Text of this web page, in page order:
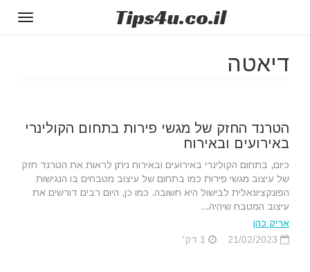
Tips4u.co.il
דיאטה
הטרנד החזק של מגשי פירות בתחום הקולינרי
באירועים ובאירוח
כיום, בתחום הקולינרי באירועים ובאירוח ניתן לראות את הטרנד חזק
של עיצוב מגשי פירות כמו בתחום של עיצוב מטבחים בו הנגישות
הפונקציונאלית לבישול היא חשובה. כמו כן, היום רבים דורשים את
עיצוב המטבח שיהיה...
אריק כהן